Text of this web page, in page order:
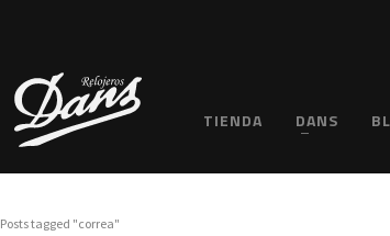
TIENDA DANS
Posts tagged "correa"